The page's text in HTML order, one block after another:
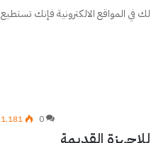
في المواقع الالكترونية فإنك تستطيع
0 1٬181